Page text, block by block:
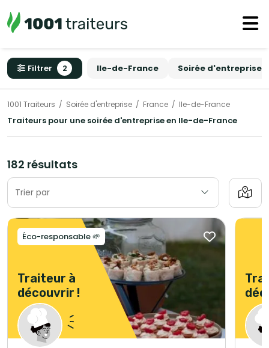
Filtrer 2 Ile-de-France Soirée d'entreprise
1001 Traiteurs Soirée d'entreprise France Ile-de-France
Traiteurs pour une soirée d'entreprise en Ile-de-France
182 résultats
Trier par
Traiteur à
découvrir !
Éco-responsable 🌱